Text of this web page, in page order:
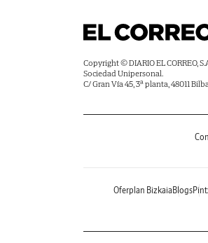
Copyright © DIARIO EL CORREO,
Sociedad Unipersonal.
C/ Gran Vía 45, 3ª planta, 48011
Oferplan Bizkaia Blogs